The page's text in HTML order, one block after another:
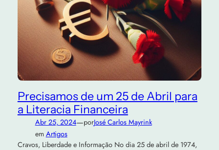
Precisamos de um 25 de Abril para
a Literacia Financeira
Abr 25, 2024—porJosé Carlos Mayrink
em Artigos
Cravos, Liberdade e Informação No dia 25 de abril de 1974,